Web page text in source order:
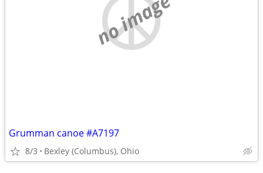
no image
Grumman canoe #A7197
8/3 Bexley (Columbus), Ohio